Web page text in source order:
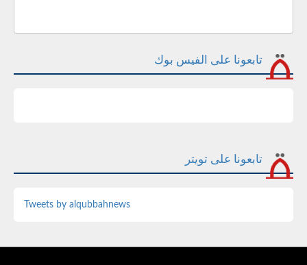
تابعونا على الفيس بوك
تابعونا على تويتر
Tweets by alqubbahnews